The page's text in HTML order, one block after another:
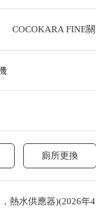
COCOKARA FINE
廁所更換
熱水供應器)(2026年